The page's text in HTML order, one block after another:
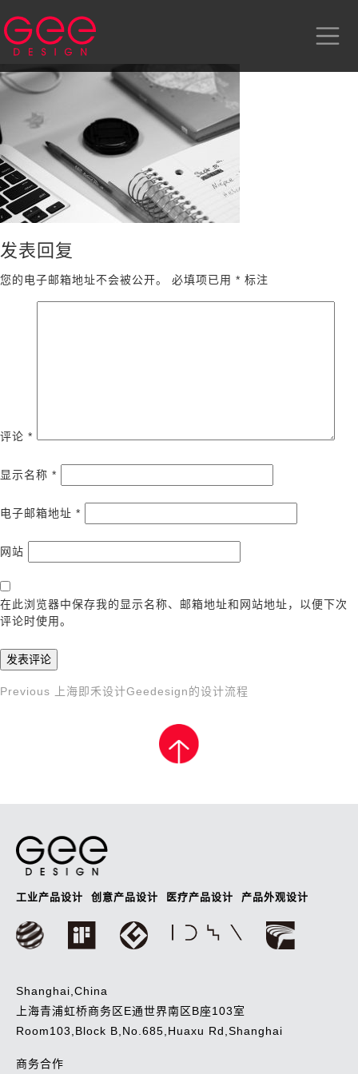
发表回复
您的电子邮箱地址不会被公开。 必填项已用 * 标注
评论 *
显示名称 *
电子邮箱地址 *
网站
在此浏览器中保存我的显示名称、邮箱地址和网站地址，以便下次
评论时使用。
文
Previous
Previous 上海即禾设计Geedesign的设计流程
工业产品设计 创意产品设计 医疗产品设计 产品外观设计
Shanghai,China
上海青浦虹桥商务区E通世界南区B座103室
Room103,Block B,No.685,Huaxu Rd,Shanghai
商务合作